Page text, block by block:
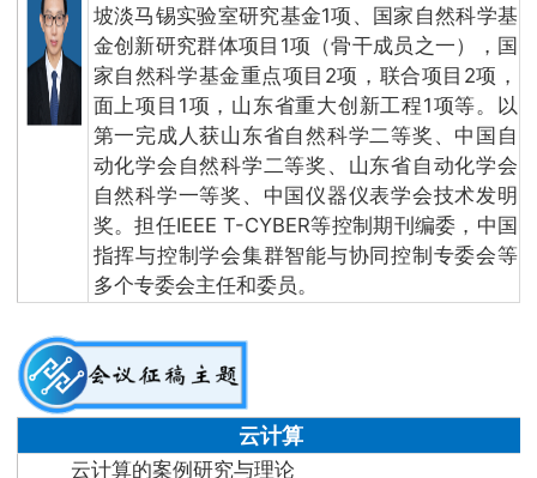
坡淡马锡实验室研究基金1项、国家自然科学基
金创新研究群体项目1项（骨干成员之一），国
家自然科学基金重点项目2项，联合项目2项，
面上项目1项，山东省重大创新工程1项等。以
第一完成人获山东省自然科学二等奖、中国自
动化学会自然科学二等奖、山东省自动化学会
自然科学一等奖、中国仪器仪表学会技术发明
奖。担任IEEE T-CYBER等控制期刊编委，中国
指挥与控制学会集群智能与协同控制专委会等
多个专委会主任和委员。
云计算
云计算的案例研究与理论